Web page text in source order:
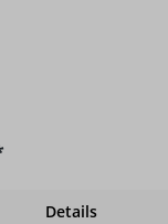
Details